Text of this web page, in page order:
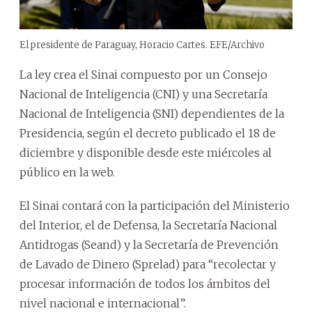
El presidente de Paraguay, Horacio Cartes. EFE/Archivo
La ley crea el Sinai compuesto por un Consejo
Nacional de Inteligencia (CNI) y una Secretaría
Nacional de Inteligencia (SNI) dependientes de la
Presidencia, según el decreto publicado el 18 de
diciembre y disponible desde este miércoles al
público en la web.
El Sinai contará con la participación del Ministerio
del Interior, el de Defensa, la Secretaría Nacional
Antidrogas (Seand) y la Secretaría de Prevención
de Lavado de Dinero (Sprelad) para “recolectar y
procesar información de todos los ámbitos del
nivel nacional e internacional”.